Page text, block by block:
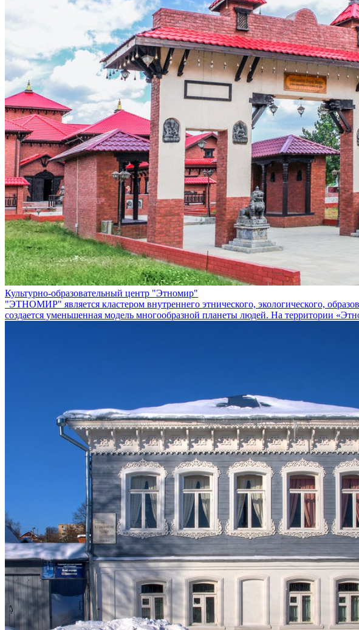
Культурно-образовательный центр "Этномир"
"ЭТНОМИР" является кластером внутреннего этнического, экологического,
создается уменьшенная модель многообразной планеты людей. На территории